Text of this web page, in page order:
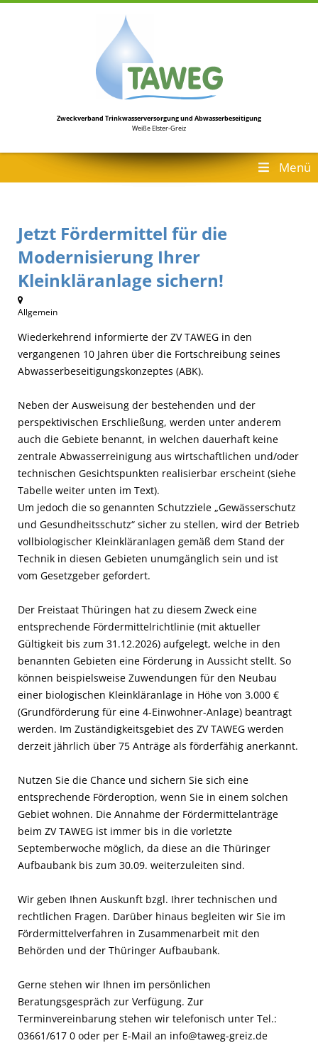
Zweckverband Trinkwasserversorgungund Abwasserbeseitigung
Weiße Elster-Greiz
Menü
Jetzt Fördermittel für die
Modernisierung Ihrer
Kleinkläranlage sichern!
Allgemein
Wiederkehrend informierte der ZV TAWEG in den
vergangenen 10 Jahren über die Fortschreibung seines
Abwasserbeseitigungskonzeptes (ABK).
Neben der Ausweisung der bestehenden und der
perspektivischen Erschließung, werden unter anderem
auch die Gebiete benannt, in welchen dauerhaft keine
zentrale Abwasserreinigung aus wirtschaftlichen und/oder
technischen Gesichtspunkten realisierbar erscheint (siehe
Tabelle weiter unten im Text).
Um jedoch die so genannten Schutzziele „Gewässerschutz
und Gesundheitsschutz“ sicher zu stellen, wird der Betrieb
vollbiologischer Kleinkläranlagen gemäß dem Stand der
Technik in diesen Gebieten unumgänglich sein und ist
vom Gesetzgeber gefordert.
Der Freistaat Thüringen hat zu diesem Zweck eine
entsprechende Fördermittelrichtlinie (mit aktueller
Gültigkeit bis zum 31.12.2026) aufgelegt, welche in den
benannten Gebieten eine Förderung in Aussicht stellt. So
können beispielsweise Zuwendungen für den Neubau
einer biologischen Kleinkläranlage in Höhe von 3.000 €
(Grundförderung für eine 4-Einwohner-Anlage) beantragt
werden. Im Zuständigkeitsgebiet des ZV TAWEG werden
derzeit jährlich über 75 Anträge als förderfähig anerkannt.
Nutzen Sie die Chance und sichern Sie sich eine
entsprechende Förderoption, wenn Sie in einem solchen
Gebiet wohnen. Die Annahme der Fördermittelanträge
beim ZV TAWEG ist immer bis in die vorletzte
Septemberwoche möglich, da diese an die Thüringer
Aufbaubank bis zum 30.09. weiterzuleiten sind.
Wir geben Ihnen Auskunft bzgl. Ihrer technischen und
rechtlichen Fragen. Darüber hinaus begleiten wir Sie im
Fördermittelverfahren in Zusammenarbeit mit den
Behörden und der Thüringer Aufbaubank.
Gerne stehen wir Ihnen im persönlichen
Beratungsgespräch zur Verfügung. Zur
Terminvereinbarung stehen wir telefonisch unter Tel.:
03661/617 0 oder per E-Mail an info@taweg-greiz.de